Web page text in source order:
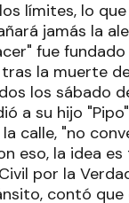
límites, lo
jamás la
fue
la muerte
los sábado
a su hijo
calle, "no
eso, la idea
por la
contó